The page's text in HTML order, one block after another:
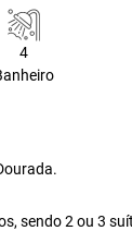
4
sendo 2 ou 3